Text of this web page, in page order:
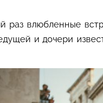
раз влюбленные
и дочери